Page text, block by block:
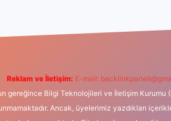
Reklam ve İletişim: E-mail:
gereğince Bilgi Teknolojileri ve İletişim
Ancak, üyelerimiz yazdıkları